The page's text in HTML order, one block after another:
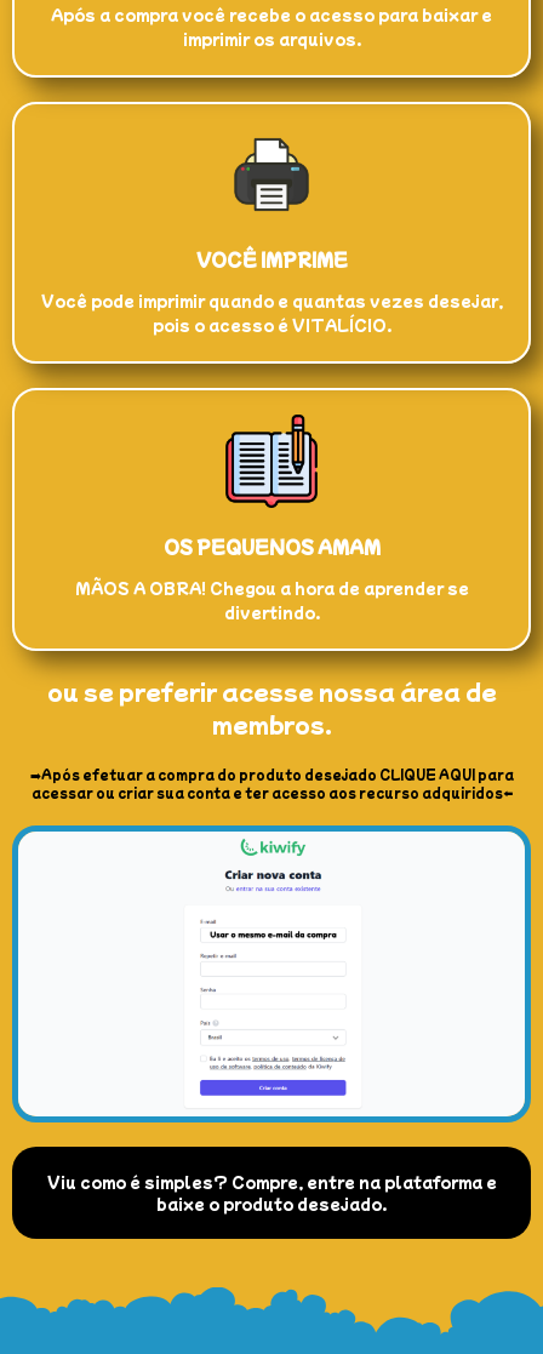
Após a compra você recebe o acesso para baixar e
imprimir os arquivos.
VOCÊ IMPRIME
Você pode imprimir quando e quantas vezes desejar,
pois o acesso é VITALÍCIO.
OS PEQUENOS AMAM
MÃOS A OBRA! Chegou a hora de aprender se
divertindo.
ou se preferir acesse nossa área de
membros.
➡️Após efetuar a compra do produto desejado CLIQUE AQUI para
acessar ou criar sua conta e ter acesso aos recurso adquiridos⬅️
Viu como é simples? Compre, entre na plataforma e
baixe o produto desejado.